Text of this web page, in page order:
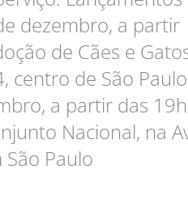
dezembro, a partir
de Cães e
centro de São Paulo
a partir das 19h
Nacional, na
São Paulo